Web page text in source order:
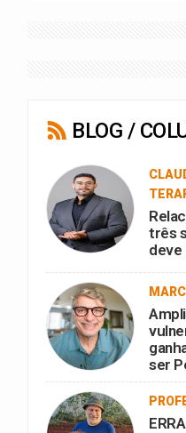
BLOG /
três
deve
ser